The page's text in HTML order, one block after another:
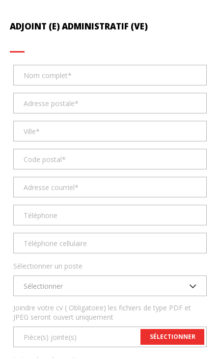
ADJOINT (E) ADMINISTRATIF (VE)
Sélectionner un poste
Sélectionner
Joindre votre cv ( Obligatoire) les fichiers de type PDF et
JPEG seront ouvert uniquement
SÉLECTIONNER